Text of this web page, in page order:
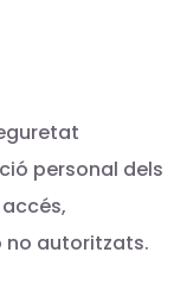
personal dels
no autoritzats.